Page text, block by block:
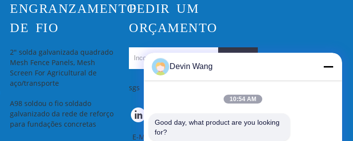
ENGRANZAMENTO
DE FIO
2" solda galvanizada quadrado
Mesh Fence Panels, Mesh
Screen For Agricultural de
aço/transporte
A98 soldou o fio soldado
galvanizado da rede de reforço
para fundações concretas
PEDIR UM
ORÇAMENTO
sgs
E-Mail |Mapa do site
Devin Wang
10:54 AM
Good day, what product are you looking
for?